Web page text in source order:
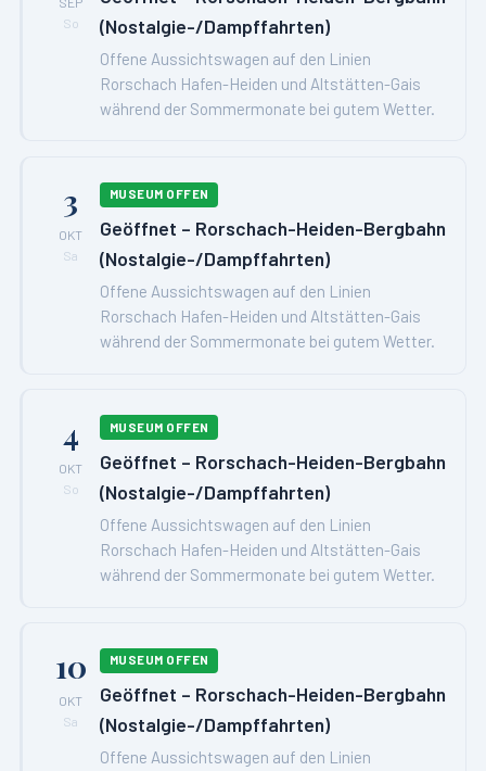
So
(Nostalgie-/Dampffahrten)
Offene Aussichtswagen auf den Linien
Rorschach Hafen-Heiden und Altstätten-Gais
während der Sommermonate bei gutem Wetter.
3
OKT
Sa
MUSEUM OFFEN
Geöffnet – Rorschach-Heiden-Bergbahn
(Nostalgie-/Dampffahrten)
Offene Aussichtswagen auf den Linien
Rorschach Hafen-Heiden und Altstätten-Gais
während der Sommermonate bei gutem Wetter.
4
OKT
So
MUSEUM OFFEN
Geöffnet – Rorschach-Heiden-Bergbahn
(Nostalgie-/Dampffahrten)
Offene Aussichtswagen auf den Linien
Rorschach Hafen-Heiden und Altstätten-Gais
während der Sommermonate bei gutem Wetter.
10
OKT
Sa
MUSEUM OFFEN
Geöffnet – Rorschach-Heiden-Bergbahn
(Nostalgie-/Dampffahrten)
Offene Aussichtswagen auf den Linien